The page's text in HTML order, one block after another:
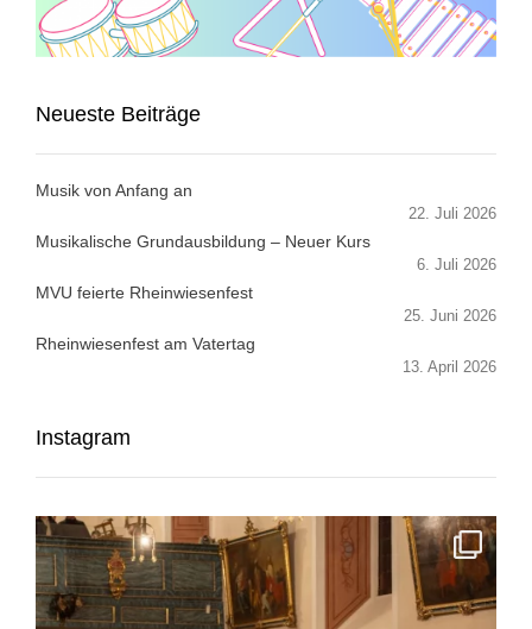
Neueste Beiträge
Musik von Anfang an
22. Juli 2026
Musikalische Grundausbildung – Neuer Kurs
6. Juli 2026
MVU feierte Rheinwiesenfest
25. Juni 2026
Rheinwiesenfest am Vatertag
13. April 2026
Instagram